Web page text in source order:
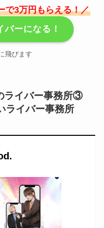
で3万円もらえる！／
ーになる！
飛びます
ライバー事務所③
ライバー事務所